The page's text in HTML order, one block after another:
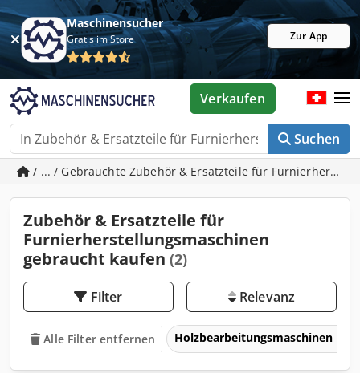
Maschinensucher
Gratis im Store Zur App
Suchen
Verkaufen
/ ... / Gebrauchte Zubehör & Ersatzteile für
Zubehör & Ersatzteile für
Furnierherstellungsmaschinen
gebraucht kaufen (2)
Filter Relevanz
Alle Filter entfernen Holzbearbeitungsmaschinen